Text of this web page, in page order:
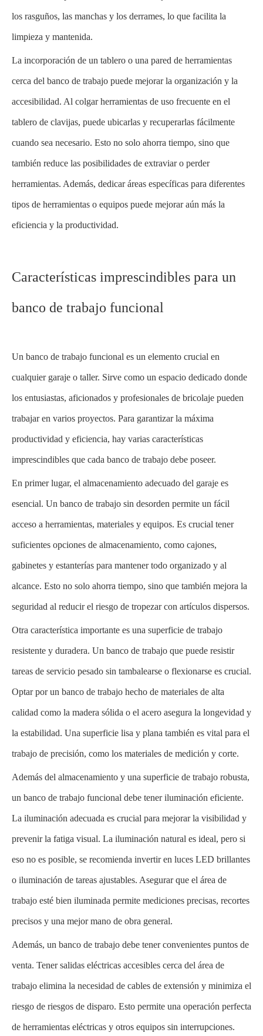
los rasguños, las manchas y los derrames, lo que facilita la
limpieza y mantenida.
La incorporación de un tablero o una pared de herramientas
cerca del banco de trabajo puede mejorar la organización y la
accesibilidad. Al colgar herramientas de uso frecuente en el
tablero de clavijas, puede ubicarlas y recuperarlas fácilmente
cuando sea necesario. Esto no solo ahorra tiempo, sino que
también reduce las posibilidades de extraviar o perder
herramientas. Además, dedicar áreas específicas para diferentes
tipos de herramientas o equipos puede mejorar aún más la
eficiencia y la productividad.
Características imprescindibles para un
banco de trabajo funcional
Un banco de trabajo funcional es un elemento crucial en
cualquier garaje o taller. Sirve como un espacio dedicado donde
los entusiastas, aficionados y profesionales de bricolaje pueden
trabajar en varios proyectos. Para garantizar la máxima
productividad y eficiencia, hay varias características
imprescindibles que cada banco de trabajo debe poseer.
En primer lugar, el almacenamiento adecuado del garaje es
esencial. Un banco de trabajo sin desorden permite un fácil
acceso a herramientas, materiales y equipos. Es crucial tener
suficientes opciones de almacenamiento, como cajones,
gabinetes y estanterías para mantener todo organizado y al
alcance. Esto no solo ahorra tiempo, sino que también mejora la
seguridad al reducir el riesgo de tropezar con artículos dispersos.
Otra característica importante es una superficie de trabajo
resistente y duradera. Un banco de trabajo que puede resistir
tareas de servicio pesado sin tambalearse o flexionarse es crucial.
Optar por un banco de trabajo hecho de materiales de alta
calidad como la madera sólida o el acero asegura la longevidad y
la estabilidad. Una superficie lisa y plana también es vital para el
trabajo de precisión, como los materiales de medición y corte.
Además del almacenamiento y una superficie de trabajo robusta,
un banco de trabajo funcional debe tener iluminación eficiente.
La iluminación adecuada es crucial para mejorar la visibilidad y
prevenir la fatiga visual. La iluminación natural es ideal, pero si
eso no es posible, se recomienda invertir en luces LED brillantes
o iluminación de tareas ajustables. Asegurar que el área de
trabajo esté bien iluminada permite mediciones precisas, recortes
precisos y una mejor mano de obra general.
Además, un banco de trabajo debe tener convenientes puntos de
venta. Tener salidas eléctricas accesibles cerca del área de
trabajo elimina la necesidad de cables de extensión y minimiza el
riesgo de riesgos de disparo. Esto permite una operación perfecta
de herramientas eléctricas y otros equipos sin interrupciones.